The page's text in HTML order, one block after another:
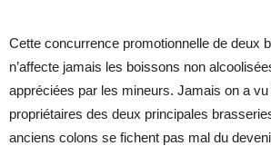
Cette concurrence promotionnelle de deux
n’affecte jamais les boissons non
appréciées par les mineurs. Jamais on a
propriétaires des deux principales
anciens colons se fichent pas mal du